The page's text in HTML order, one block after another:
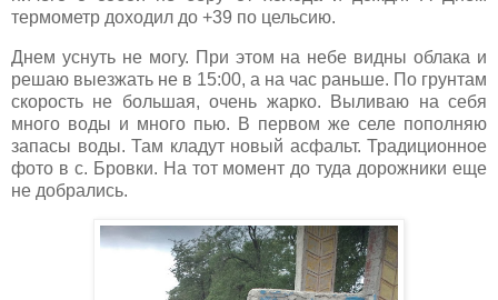
термометр доходил до +39 по цельсию.
Днем уснуть не могу. При этом на небе видны облака и
решаю выезжать не в 15:00, а на час раньше. По грунтам
скорость не большая, очень жарко. Выливаю на себя
много воды и много пью. В первом же селе пополняю
запасы воды. Там кладут новый асфальт. Традиционное
фото в с. Бровки. На тот момент до туда дорожники еще
не добрались.